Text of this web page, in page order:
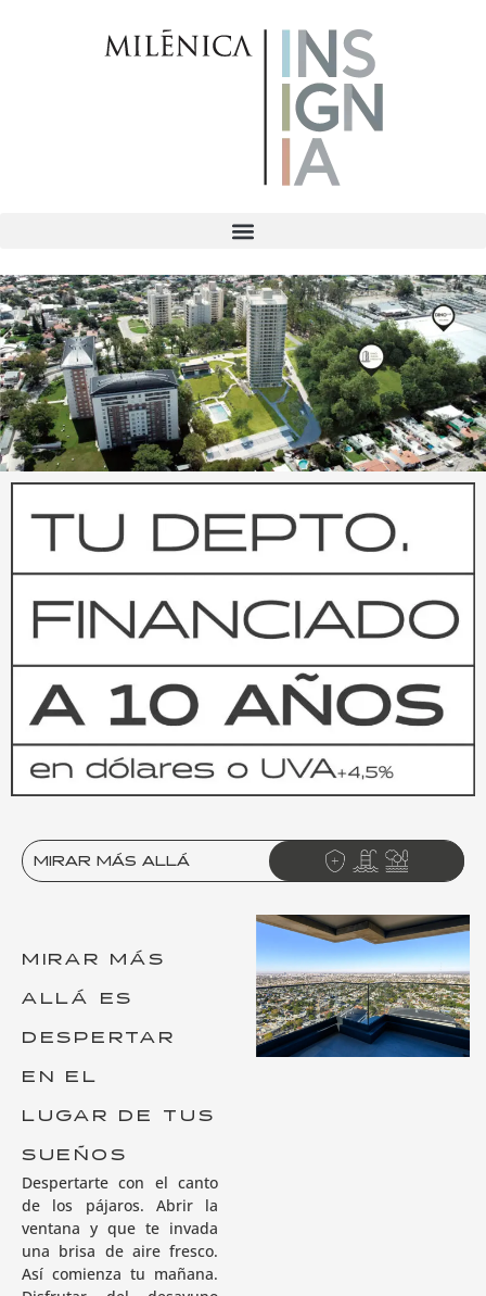
MIRAR MÁS ALLÁ
MIRAR MÁS
ALLÁ ES
DESPERTAR
EN EL
LUGAR DE TUS
SUEÑOS
Despertarte con el canto
de los pájaros. Abrir la
ventana y que te invada
una brisa de aire fresco.
Así comienza tu mañana.